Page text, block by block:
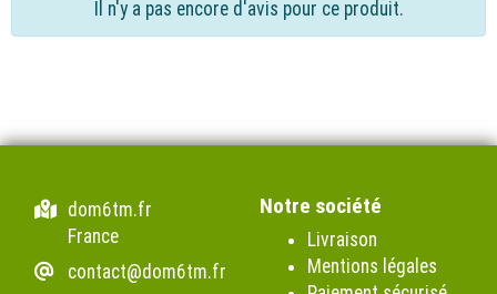
Il n'y a pas encore d'avis pour ce produit.
dom6tm.fr
France
contact@dom6tm.fr
Notre société
Livraison
Mentions légales